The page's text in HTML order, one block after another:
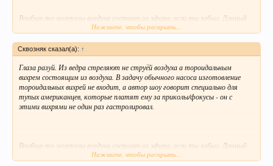
Вообще-то молекулы воздуха состоят из эфира, если ты забыл. Данный
опыт демонстрирует моделирование в газообразном воздухе процесса
происходящего в газообразном эфире. Данный опыт показывает как
можно без всяких волшебных трюков уплотнять _газы_ путём
формирования из них тороидальных вихрей, а эфир, если ты опять не
забыл, у нас тоже газ.
Я тебе способ которым газ уплотняется в частицу "протон" на модели
продемонстрировал, а теперь ты хоть как-нибудь продемонстрируй или
опиши процесс сжимания эфира в атом водорода или протон в твоей
Нажмите, чтобы раскрыть...
Сквозняк сказал(а): ↑
Глаза разуй. Из ведра стреляют не струёй воздуха а тороидальным
вихрем состоящим из воздуха. В задачу обычного насоса изготовление
тороидальных вихрей не входит, а автор шоу говорит специально для
тупых американцев, которые платят ему за приколы/фокусы - он с
этими вихрями не один раз гастролировал.
Вообще-то молекулы воздуха состоят из эфира, если ты забыл. Данный
опыт демонстрирует моделирование в газообразном воздухе процесса
Нажмите, чтобы раскрыть...